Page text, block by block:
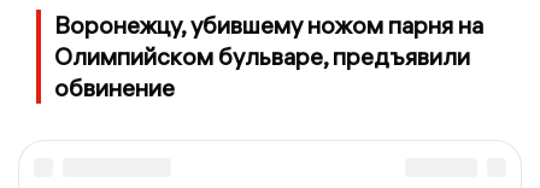
Воронежцу, убившему ножом парня на
Олимпийском бульваре, предъявили
обвинение